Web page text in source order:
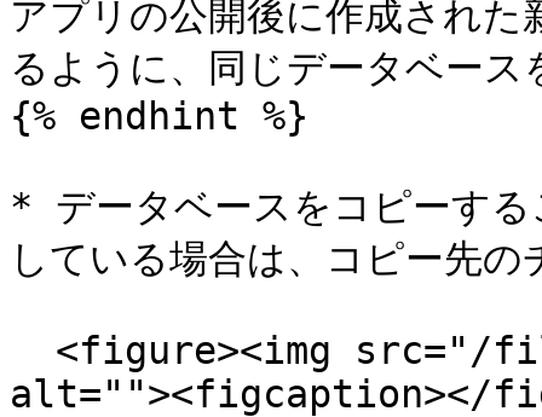
アプリの公開後に作成され
るように、同じデータベー
{% endhint %}
* データベースをコピーする
している場合は、コピー先
alt=""><figcaption></